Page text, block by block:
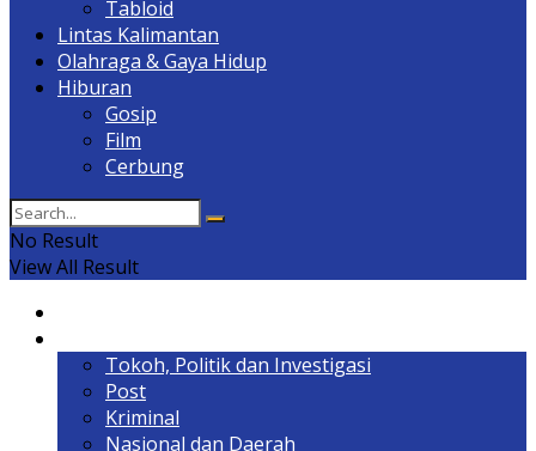
Tabloid
Lintas Kalimantan
Olahraga & Gaya Hidup
Hiburan
Gosip
Film
Cerbung
No Result
View All Result
Tokoh, Politik dan Investigasi
Post
Kriminal
Nasional dan Daerah